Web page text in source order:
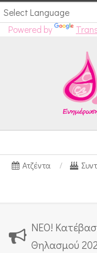
Powered by
Navigation
MenuΑτζέντα
ΝΕΟ!
Θηλασμού